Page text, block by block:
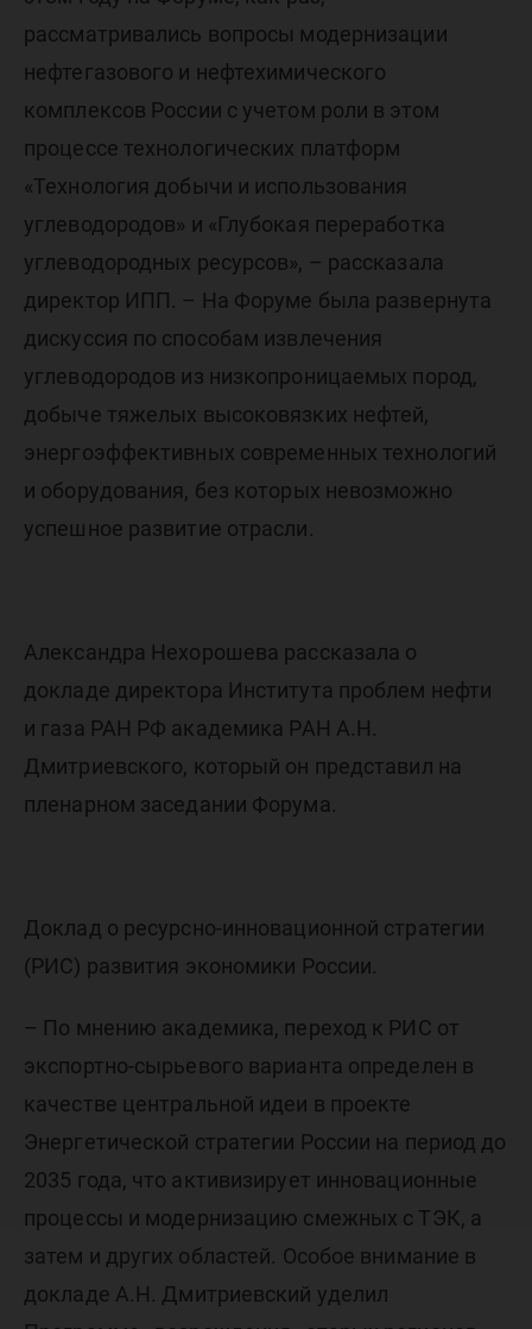
рассматривались вопросы модернизации
нефтегазового и нефтехимического
комплексов России с учетом роли в этом
процессе технологических платформ
«Технология добычи и использования
углеводородов» и «Глубокая переработка
углеводородных ресурсов», – рассказала
директор ИПП. – На Форуме была развернута
дискуссия по способам извлечения
углеводородов из низкопроницаемых пород,
добыче тяжелых высоковязких нефтей,
энергоэффективных современных технологий
и оборудования, без которых невозможно
успешное развитие отрасли.
Александра Нехорошева рассказала о
докладе директора Института проблем нефти
и газа РАН РФ академика РАН А.Н.
Дмитриевского, который он представил на
пленарном заседании Форума.
Доклад о ресурсно-инновационной стратегии
(РИС) развития экономики России.
– По мнению академика, переход к РИС от
экспортно-сырьевого варианта определен в
качестве центральной идеи в проекте
Энергетической стратегии России на период до
2035 года, что активизирует инновационные
процессы и модернизацию смежных с ТЭК, а
затем и других областей. Особое внимание в
докладе А.Н. Дмитриевский уделил